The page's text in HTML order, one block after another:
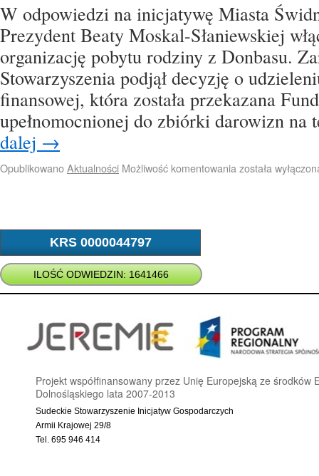
W odpowiedzi na inicjatywę Miasta
Prezydent Beaty Moskal-Słaniewskiej
organizację pobytu rodziny z Donbasu.
Stowarzyszenia podjął decyzję o
finansowej, która została przekazana
upełnomocnionej do zbiórki darowizn
dalej →
OpublikowanoAktualności Możliwość komentowania została
KRS 0000044797
ILOŚĆ ODWIEDZIN: 1641466
Projekt współfinansowany przez Unię Europejską ze
Dolnośląskiego lata 2007-2013
Sudeckie Stowarzyszenie Inicjatyw Gospodarczych
Armii Krajowej 29/8
Tel. 695 946 414